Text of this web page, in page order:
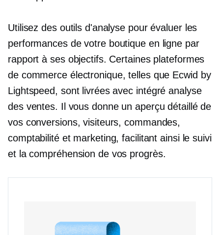
Utilisez des outils d'analyse pour évaluer les
performances de votre boutique en ligne par
rapport à ses objectifs. Certaines plateformes
de commerce électronique, telles que Ecwid by
Lightspeed, sont livrées avec intégré analyse
des ventes. Il vous donne un aperçu détaillé de
vos conversions, visiteurs, commandes,
comptabilité et marketing, facilitant ainsi le suivi
et la compréhension de vos progrès.